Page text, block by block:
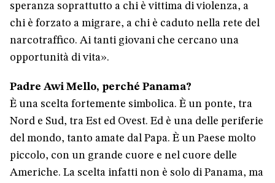
speranza soprattutto a chi è vittima di violenza, a
chi è forzato a migrare, a chi è caduto nella rete del
narcotraffico. Ai tanti giovani che cercano una
opportunità di vita».
Padre Awi Mello, perché Panama?
È una scelta fortemente simbolica. È un ponte, tra
Nord e Sud, tra Est ed Ovest. Ed è una delle periferie
del mondo, tanto amate dal Papa. È un Paese molto
piccolo, con un grande cuore e nel cuore delle
Americhe. La scelta infatti non è solo di Panama, ma